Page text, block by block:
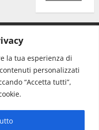
la tua esperienza di
personalizzati
“Accetta tutti”,